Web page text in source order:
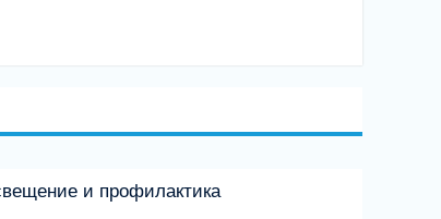
и профилактика